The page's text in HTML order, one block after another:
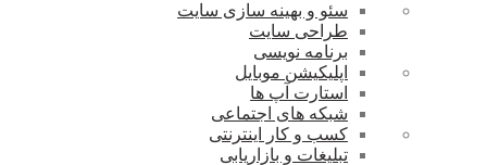
سئو و بهینه سازی سایت
طراحی سایت
برنامه نویسی
اپلیکیشن موبایل
استارت آپ ها
شبکه های اجتماعی
کسب و کار اینترنتی
تبلیغات و بازاریابی